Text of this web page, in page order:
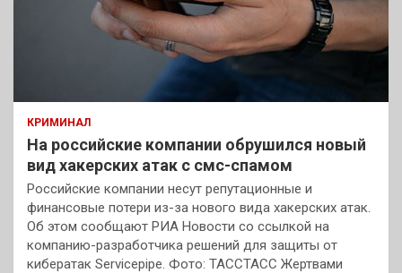
КРИМИНАЛ
На российские компании обрушился новый
вид хакерских атак с смс-спамом
Российские компании несут репутационные и
финансовые потери из-за нового вида хакерских атак.
Об этом сообщают РИА Новости со ссылкой на
компанию-разработчика решений для защиты от
кибератак Servicepipe. Фото: ТАССТАСС Жертвами